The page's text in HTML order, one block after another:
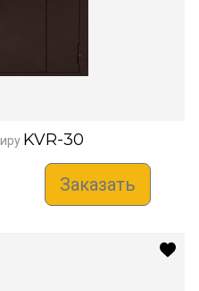
KVR-30
Заказать